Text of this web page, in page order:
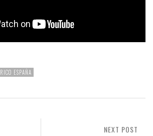
ESPAÑA
NEXT POST